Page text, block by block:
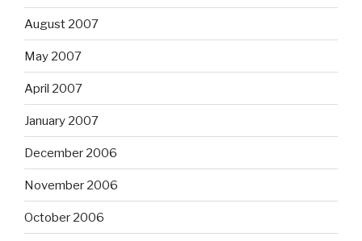
August 2007
May 2007
April 2007
January 2007
December 2006
November 2006
October 2006